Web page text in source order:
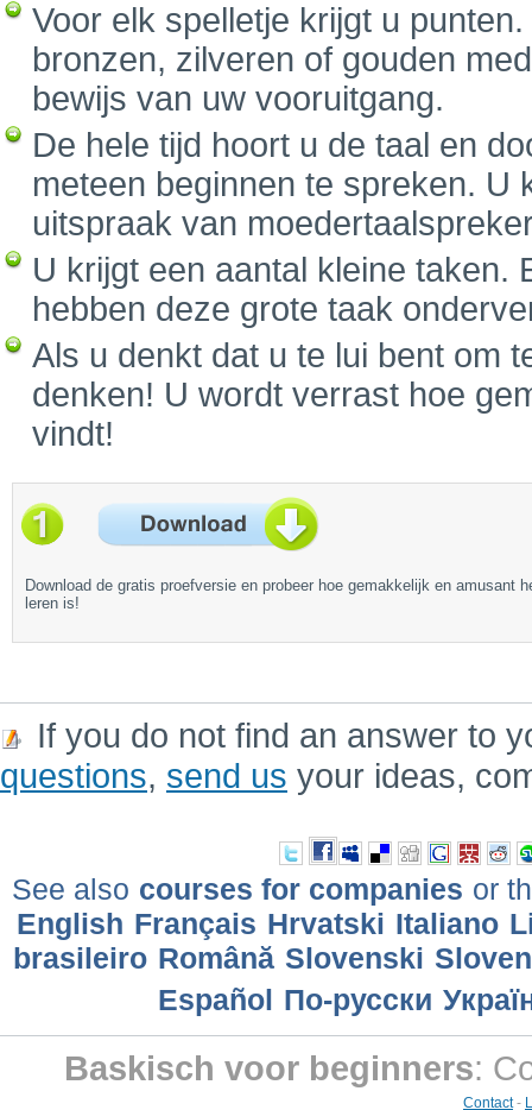
Voor elk spelletje krijgt u
bronzen, zilveren of gouden
bewijs van uw vooruitgang.
De hele tijd hoort u de taal en
meteen beginnen te spreken. U
uitspraak van
U krijgt een aantal kleine taken.
hebben deze grote taak
Als u denkt dat u te lui bent om
denken! U wordt verrast hoe
vindt!
Download de gratis proefversie en probeer hoe gemakkelijk en amusant
leren is!
If you do not find an answer to
questions, send us your ideas,
See also courses for companies or
English Français Hrvatski Italiano
brasileiro Română Slovenski
Еspañol По-русски
Baskisch voor beginners:
Contact-